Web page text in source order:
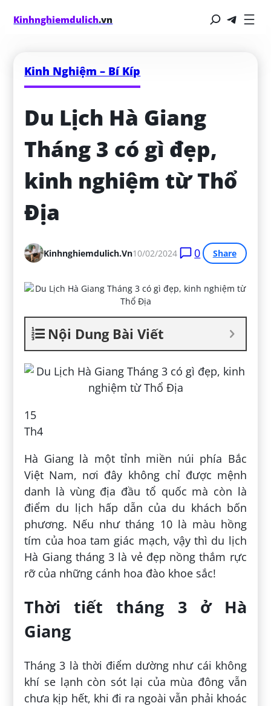
Kinhnghiemdulich.vn
Kinh Nghiệm – Bí Kíp
Du Lịch Hà Giang
Tháng 3 có gì đẹp,
kinh nghiệm từ Thổ
Địa
Kinhnghiemdulich.vn10/02/2024 0 Share
Nội Dung Bài Viết
15
Th4
Hà Giang là một tỉnh miền núi phía Bắc
Việt Nam, nơi đây không chỉ được mệnh
danh là vùng địa đầu tổ quốc mà còn là
điểm du lịch hấp dẫn của du khách bốn
phương. Nếu như tháng 10 là màu hồng
tím của hoa tam giác mạch, vậy thì du lịch
Hà Giang tháng 3 là vẻ đẹp nồng thắm rực
rỡ của những cánh hoa đào khoe sắc!
Thời tiết tháng 3 ở Hà
Giang
Tháng 3 là thời điểm dường như cái không
khí se lạnh còn sót lại của mùa đông vẫn
chưa kịp hết, khi đi ra ngoài vẫn phải khoác